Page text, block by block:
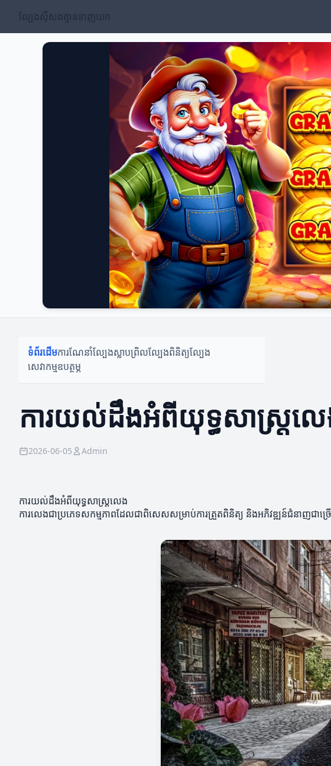
ល្បែងស៊ីសងគ្មានទាញយក
ទំព័រដើមការណែនាំល្បែងស្លាបព្រិលល្បែងពិនិត្យល្បែង
សេវាកម្មឧបត្ថម្ភ
ការយល់ដឹងអំពីយុទ្ធសាស្ត្រល
2026-06-05 Admin
ការយល់ដឹងអំពីយុទ្ធសាស្ត្រលេង
ការលេងជាប្រភេទសកម្មភាពដែលជាពិសេសសម្រាប់ការត្រួតពិនិត្យ និងអភិវឌ្ឍន៍ជំនាញជាច្